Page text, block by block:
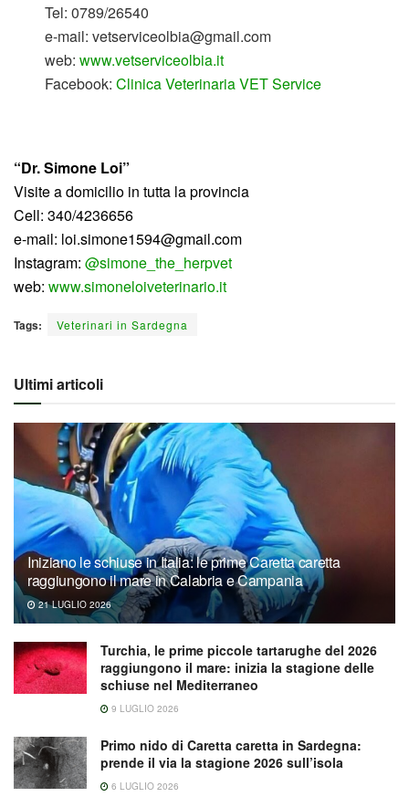
Tel: 0789/26540
e-mail: vetserviceolbia@gmail.com
web:www.vetserviceolbia.it
Facebook:Clinica Veterinaria VET Service
“Dr. Simone Loi”
Visite a domicilio in tutta la provincia
Cell: 340/4236656
e-mail: loi.simone1594@gmail.com
Instagram: @simone_the_herpvet
web: www.simoneloiveterinario.it
Tags: Veterinari in Sardegna
Ultimi articoli
Iniziano le schiuse in Italia: le prime Caretta caretta
raggiungono il mare in Calabria e Campania
21 LUGLIO 2026
Turchia, le prime piccole tartarughe del 2026
raggiungono il mare: inizia la stagione delle
schiuse nel Mediterraneo
9 LUGLIO 2026
Primo nido di Caretta caretta in Sardegna:
prende il via la stagione 2026 sull’isola
6 LUGLIO 2026